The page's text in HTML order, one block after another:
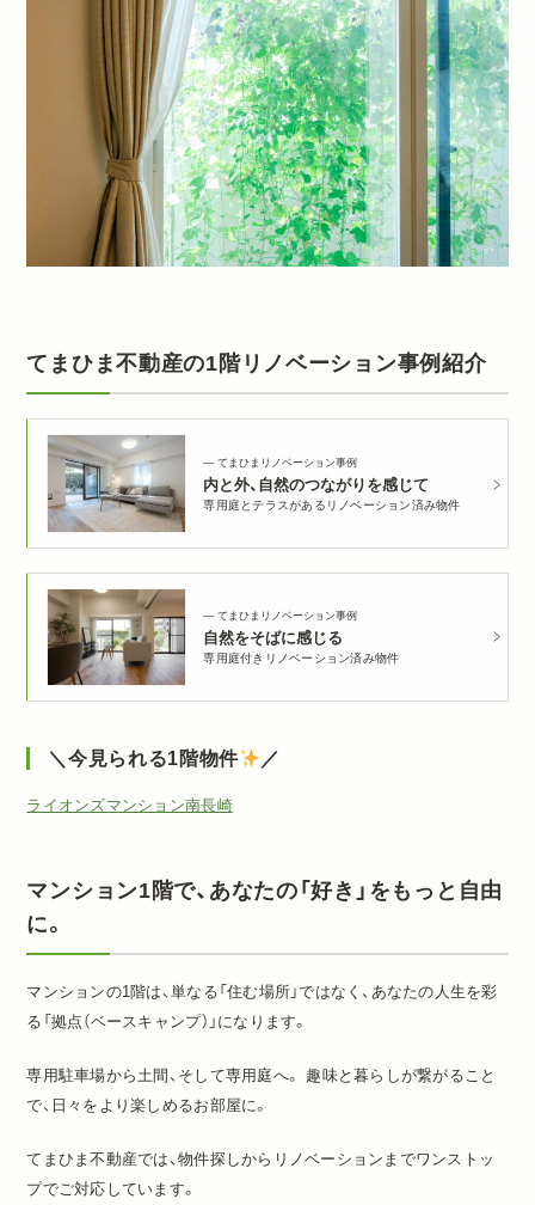
てまひま不動産の1階リノベーション事例紹介
てまひまリノベーション事例
内と外、自然のつながりを感じて
専用庭とテラスがあるリノベーション済み物件
てまひまリノベーション事例
自然をそばに感じる
専用庭付きリノベーション済み物件
＼今見られる1階物件 ／
ライオンズマンション南長崎
マンション1階で、あなたの「好き」をもっと自由
に。
マンションの1階は、単なる「住む場所」ではなく、あなたの人生を彩
る「拠点（ベースキャンプ）」になります。
専用駐車場から土間、そして専用庭へ。 趣味と暮らしが繋がること
で、日々をより楽しめるお部屋に。
てまひま不動産では、物件探しからリノベーションまでワンストッ
プでご対応しています。